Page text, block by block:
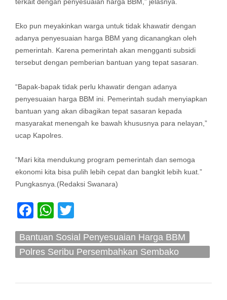
Eko pun meyakinkan warga untuk tidak khawatir dengan
adanya penyesuaian harga BBM yang dicanangkan oleh
pemerintah. Karena pemerintah akan mengganti subsidi
tersebut dengan pemberian bantuan yang tepat sasaran.
“Bapak-bapak tidak perlu khawatir dengan adanya
penyesuaian harga BBM ini. Pemerintah sudah menyiapkan
bantuan yang akan dibagikan tepat sasaran kepada
masyarakat menengah ke bawah khususnya para nelayan,”
ucap Kapolres.
“Mari kita mendukung program pemerintah dan semoga
ekonomi kita bisa pulih lebih cepat dan bangkit lebih kuat.”
Pungkasnya.(Redaksi Swanara)
Facebook
WhatsApp
Twitter
Bantuan Sosial Penyesuaian Harga BBM
Polres Seribu Persembahkan Sembako